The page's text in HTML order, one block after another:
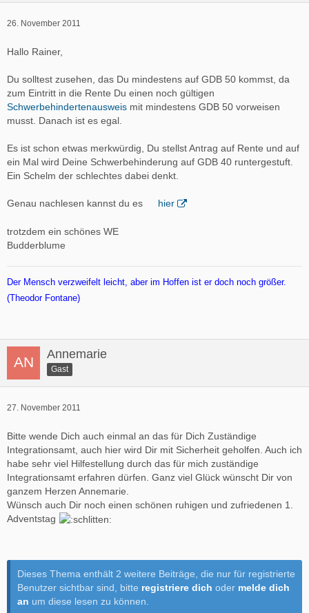
26. November 2011
Hallo Rainer,
Du solltest zusehen, das Du mindestens auf GDB 50 kommst, da
zum Eintritt in die Rente Du einen noch gültigen
Schwerbehindertenausweis mit mindestens GDB 50 vorweisen
musst. Danach ist es egal.
Es ist schon etwas merkwürdig, Du stellst Antrag auf Rente und auf
ein Mal wird Deine Schwerbehinderung auf GDB 40 runtergestuft.
Ein Schelm der schlechtes dabei denkt.
Genau nachlesen kannst du es hier
trotzdem ein schönes WE
Budderblume
Der Mensch verzweifelt leicht, aber im Hoffen ist er doch noch größer.
(Theodor Fontane)
Annemarie
Gast
27. November 2011
Bitte wende Dich auch einmal an das für Dich Zuständige
Integrationsamt, auch hier wird Dir mit Sicherheit geholfen. Auch ich
habe sehr viel Hilfestellung durch das für mich zuständige
Integrationsamt erfahren dürfen. Ganz viel Glück wünscht Dir von
ganzem Herzen Annemarie.
Wünsch auch Dir noch einen schönen ruhigen und zufriedenen 1.
Adventstag
Dieses Thema enthält 2 weitere Beiträge, die nur für registrierte
Benutzer sichtbar sind, bitte registriere dich oder melde dich
an um diese lesen zu können.